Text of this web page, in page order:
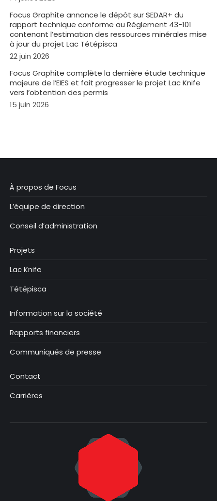
Focus Graphite annonce le dépôt sur SEDAR+ du
rapport technique conforme au Règlement 43-101
contenant l’estimation des ressources minérales mise
à jour du projet Lac Tétépisca
22 juin 2026
Focus Graphite complète la dernière étude technique
majeure de l’EIES et fait progresser le projet Lac Knife
vers l’obtention des permis
15 juin 2026
À propos de Focus
L’équipe de direction
Conseil d’administration
Projets
Lac Knife
Tétépisca
Information sur la société
Rapports financiers
Communiqués de presse
Contact
Carrières